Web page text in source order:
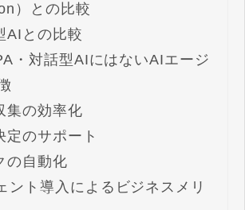
）との比較
AIとの比較
・対話型AIにはないAIエージ
集の効率化
定のサポート
の自動化
ント導入によるビジネスメリ